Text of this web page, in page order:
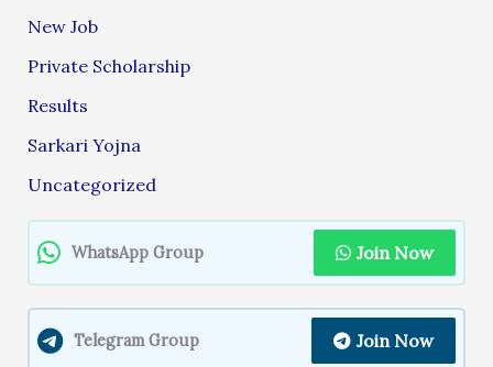
New Job
Private Scholarship
Results
Sarkari Yojna
Uncategorized
WhatsApp Group Join Now
Telegram Group Join Now